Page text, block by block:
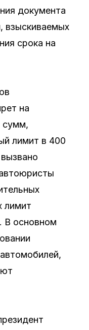
документа
взыскиваемых
срока на
на
сумм,
лимит в 400
лимит
В основном